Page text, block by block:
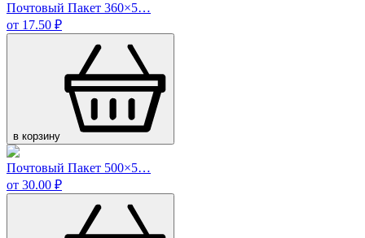
Почтовый Пакет 360×5…
от 17.50 ₽
в корзину
Почтовый Пакет 500×5…
от 30.00 ₽